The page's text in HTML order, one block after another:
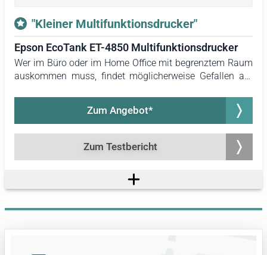
"Kleiner Multifunktionsdrucker"
Epson EcoTank ET-4850 Multifunktionsdrucker
Wer im Büro oder im Home Office mit begrenztem Raum
auskommen muss, findet möglicherweise Gefallen am
misst lediglich 33,7 Zentimeter in der Breite, 37,5
Zentimeter in der Tiefe und 23,1 Zentimeter in der Höhe.
die Funktionen eines 4-in-1-Druckers, einschließlich einer
Zum Testbericht
Zum Angebot*